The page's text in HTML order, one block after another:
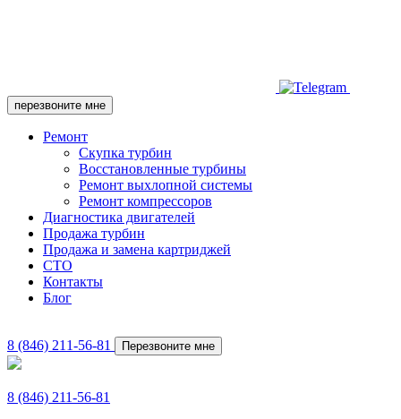
перезвоните мне
Ремонт
Скупка турбин
Восстановленные турбины
Ремонт выхлопной системы
Ремонт компрессоров
Диагностика двигателей
Продажа турбин
Продажа и замена картриджей
СТО
Контакты
Блог
8 (846) 211-56-81 Перезвоните мне
8 (846) 211-56-81